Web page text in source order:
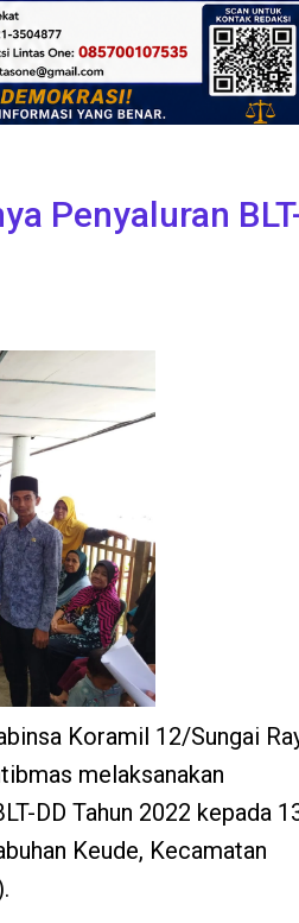
Penyaluran
Koramil 12/Sungai
melaksanakan
DD Tahun 2022 kepada
Keude, Kecamatan